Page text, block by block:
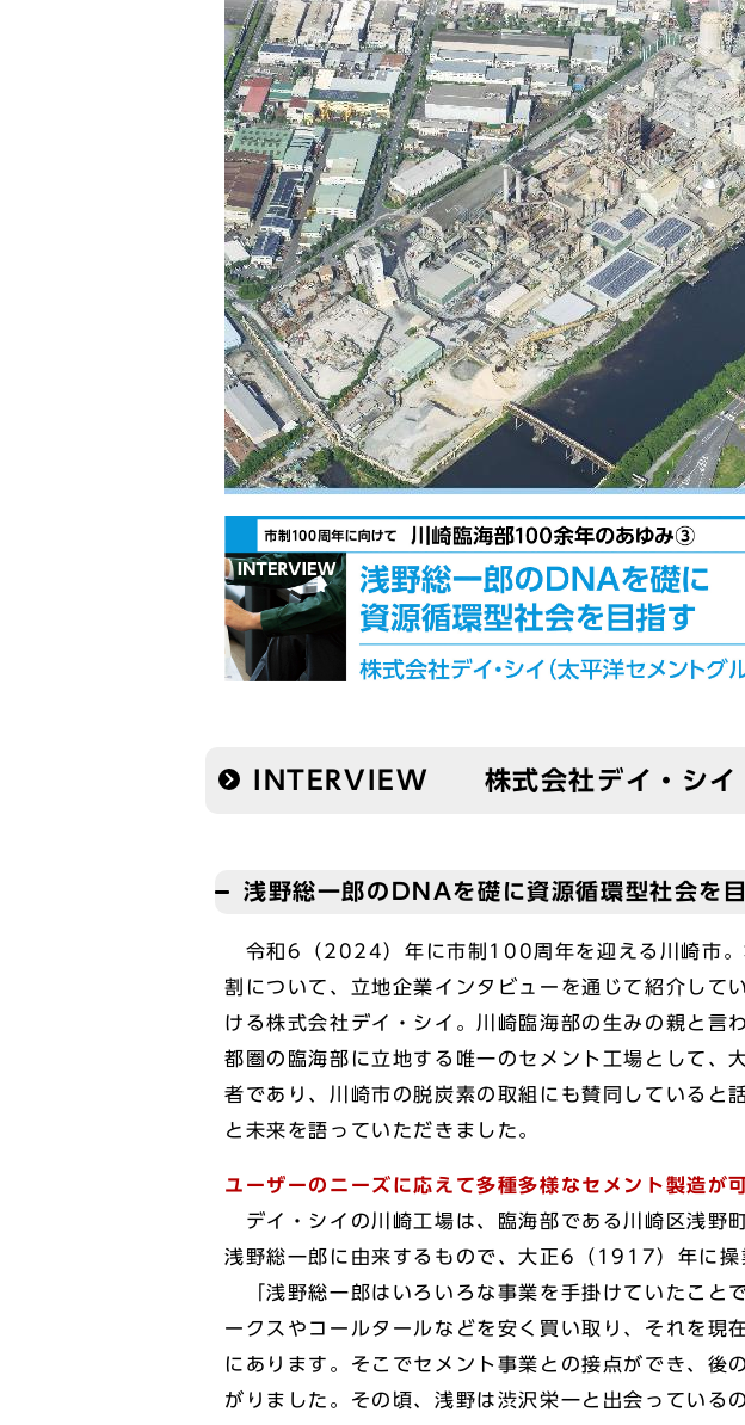
INTERVIEW 株式会社デイ・シイ
浅野総一郎のDNAを礎に資源循環型社会を
令和6（2024）年に市制100周年を迎える川崎市。
割について、立地企業インタビューを通じて紹介し
ける株式会社デイ・シイ。川崎臨海部の生みの親と言
都圏の臨海部に立地する唯一のセメント工場として、
者であり、川崎市の脱炭素の取組にも賛同していると
と未来を語っていただきました。
ユーザーのニーズに応えて多種多様なセメント製造が
デイ・シイの川崎工場は、臨海部である川崎区浅野
浅野総一郎に由来するもので、大正6（1917）年に操
「浅野総一郎はいろいろな事業を手掛けていたこと
ークスやコールタールなどを安く買い取り、それを現
にあります。そこでセメント事業との接点ができ、後
がりました。その頃、浅野は渋沢栄一と出会っている